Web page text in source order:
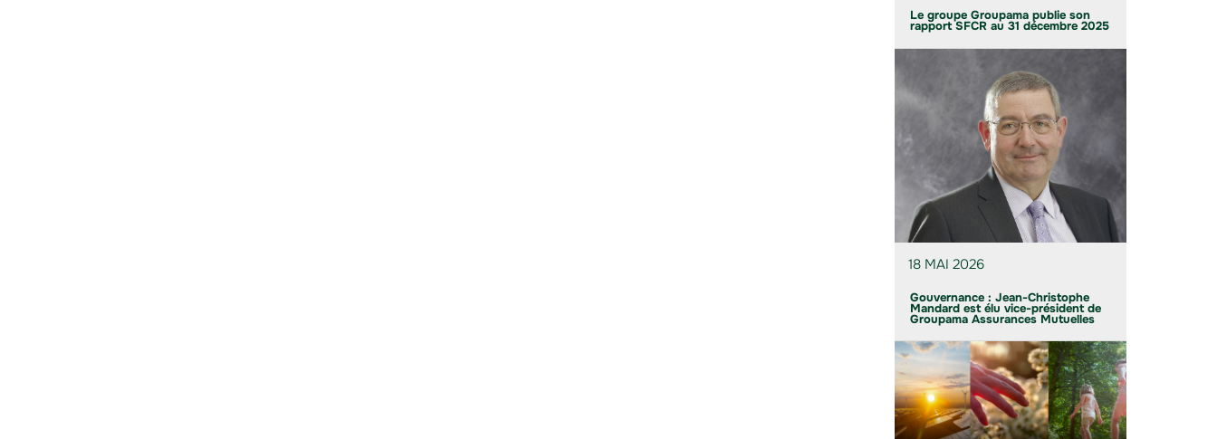
Le groupe Groupama publie son
rapport SFCR au 31 décembre 2025
18 MAI 2026
Gouvernance : Jean-Christophe
Mandard est élu vice-président de
Groupama Assurances Mutuelles